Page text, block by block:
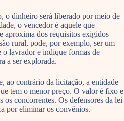
o dinheiro será liberado por meio de
o vencedor é aquele que
aproxima dos requisitos exigidos
rural, pode, por exemplo, ser um
lavrador e indique formas de
a ser explorada.
ao contrário da licitação, a entidade
tem o menor preço. O valor é fixo e
concorrentes. Os defensores da lei
por eliminar os convênios.